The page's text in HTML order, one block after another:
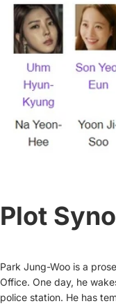
Plot
Park Jung-Woo is a
Office. One day, he
police station. He has